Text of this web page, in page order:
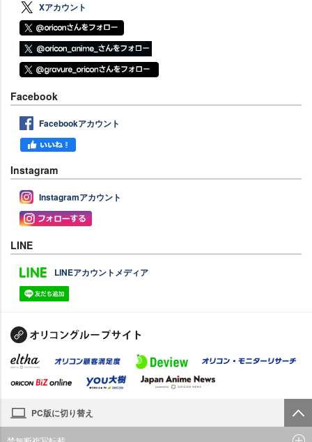
Xアカウント
Facebook
Facebookアカウント
Instagram
Instagramアカウント
LINE
LINEアカウントメディア
PC版に切り替え